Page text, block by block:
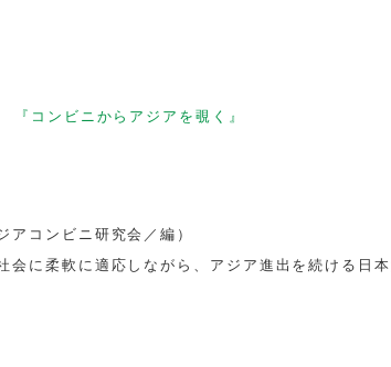
『コンビニからアジアを覗く』
アコンビニ研究会／編）
会に柔軟に適応しながら、アジア進出を続ける日